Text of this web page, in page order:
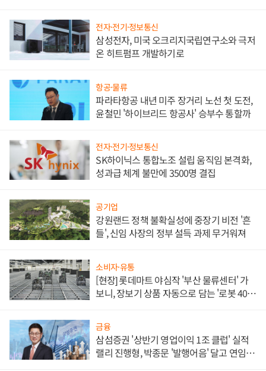
전자·전기·정보통신
삼성전자, 미국 오크리지국립연구소와 극저
온 히트펌프 개발하기로
항공·물류
파라타항공 내년 미주 장거리 노선 첫 도전,
윤철민 '하이브리드 항공사' 승부수 통할까
전자·전기·정보통신
SK하이닉스 통합노조 설립 움직임 본격화,
성과급 체계 불만에 3500명 결집
공기업
강원랜드 정책 불확실성에 중장기 비전 '흔
들', 신임 사장의 정부 설득 과제 무거워져
소비자·유통
[현장] 롯데마트 야심작 '부산 물류센터' 가
보니, 장보기 상품 자동으로 담는 '로봇 400
금융
삼섬증권 '상반기 영업이익 1조 클럽' 실적
랠리 진행형, 박종문 '발행어음' 달고 연임 향